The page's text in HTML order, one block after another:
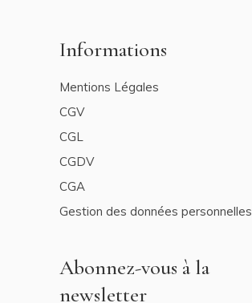
Informations
Mentions Légales
CGV
CGL
CGDV
CGA
Gestion des données personnelles
Abonnez-vous à la
newsletter